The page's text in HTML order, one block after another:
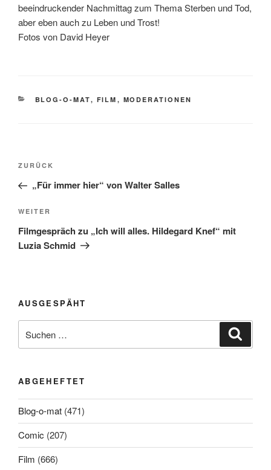
beeindruckender Nachmittag zum Thema Sterben und Tod,
aber eben auch zu Leben und Trost!
Fotos von David Heyer
KATEGORIEN
BLOG-O-MAT, FILM , MODERATIONEN
Beitragsnavigation
Vorheriger
Beitrag
ZURÜCK
„Für immer hier“ von Walter Salles
Nächster
Beitrag
WEITER
Filmgespräch zu „Ich will alles. Hildegard Knef“ mit
Luzia Schmid
AUSGESPÄHT
nach:
ABGEHEFTET
Blog-o-mat (471)
Comic (207)
Film (666)